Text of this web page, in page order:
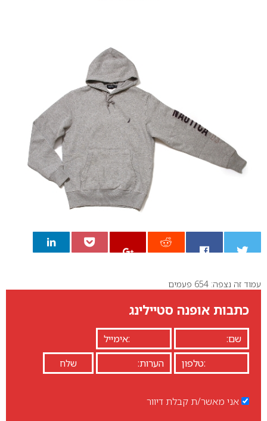
0
עמוד זה נצפה: 654 פעמים
כתבות אופנה סטיילינג
אני מאשר/ת קבלת דיוור